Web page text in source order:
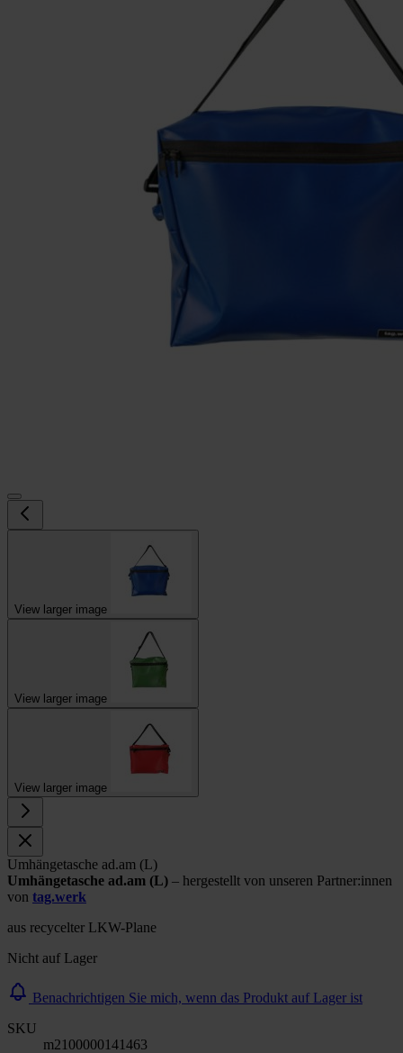
View larger image
View larger image
View larger image
Umhängetasche ad.am (L)
Umhängetasche ad.am (L) – hergestellt von unseren Partner:innen
von tag.werk
aus recycelter LKW-Plane
Nicht auf Lager
Benachrichtigen Sie mich, wenn das Produkt auf Lager ist
SKU
m2100000141463